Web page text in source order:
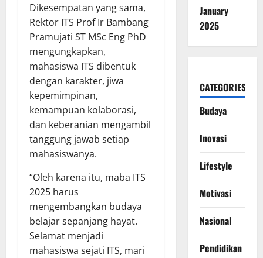
Dikesempatan yang sama,
Rektor ITS Prof Ir Bambang
Pramujati ST MSc Eng PhD
mengungkapkan,
mahasiswa ITS dibentuk
dengan karakter, jiwa
kepemimpinan,
kemampuan kolaborasi,
dan keberanian mengambil
tanggung jawab setiap
mahasiswanya.
“Oleh karena itu, maba ITS
2025 harus
mengembangkan budaya
belajar sepanjang hayat.
Selamat menjadi
mahasiswa sejati ITS, mari
January
2025
CATEGORIES
Budaya
Inovasi
Lifestyle
Motivasi
Nasional
Pendidikan